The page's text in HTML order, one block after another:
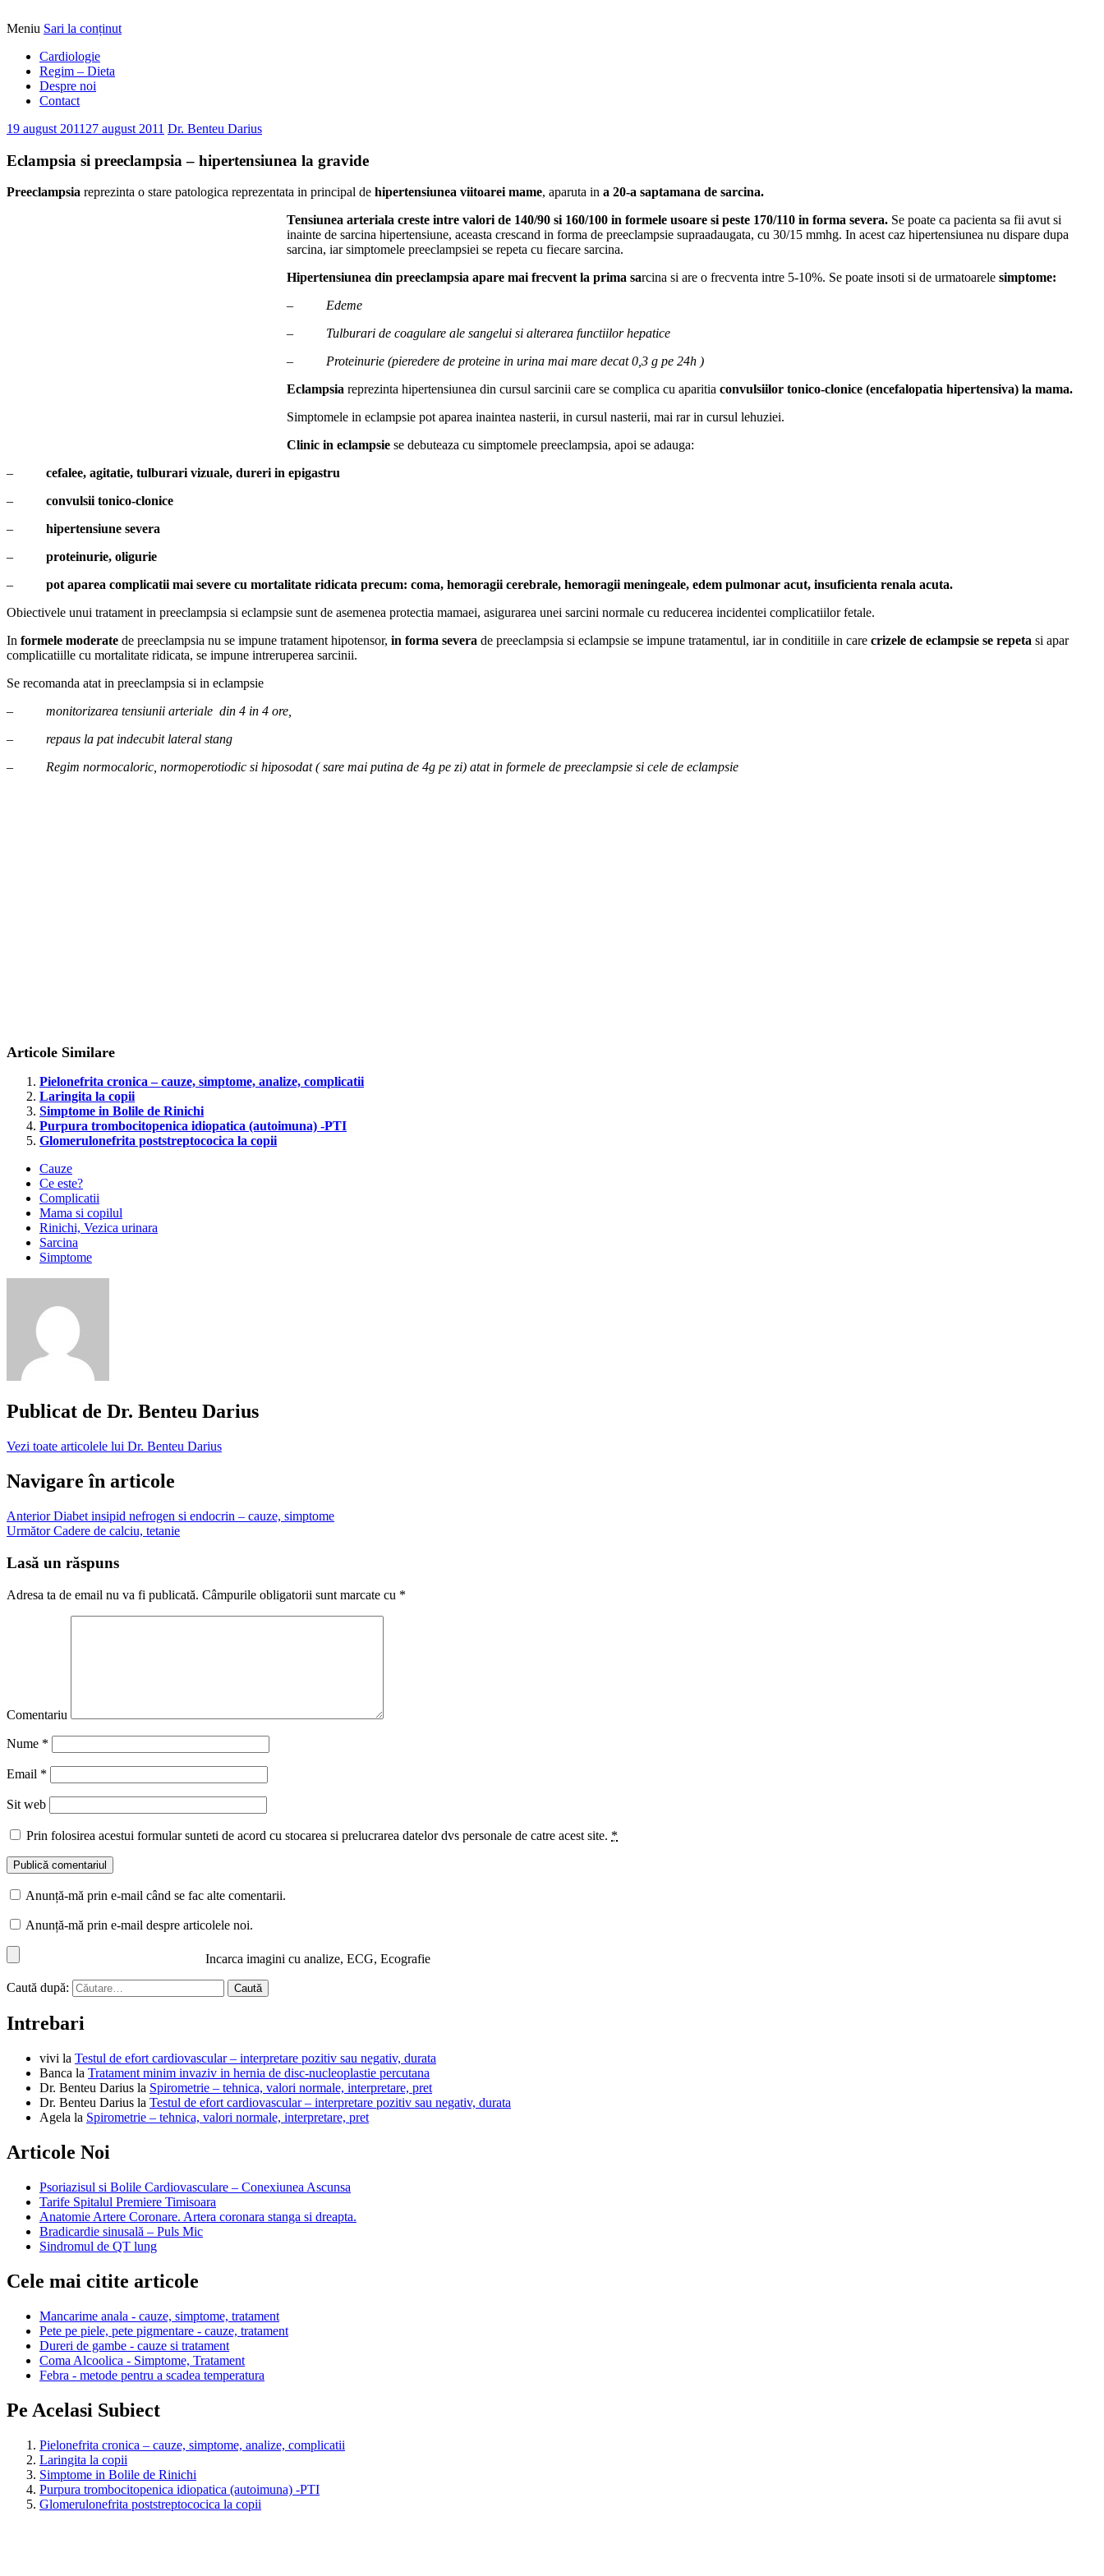
DrBendo.ro
Alimentatia sa iti fie medicatia
Meniu Sari la conținut
Cardiologie
Regim – Dieta
Despre noi
Contact
19 august 2011 27 august 2011 Dr. Benteu Darius
Eclampsia si preeclampsia – hipertensiunea la gravide
Preeclampsia reprezinta o stare patologica reprezentata in principal de hipertensiunea viitoarei mame, aparuta in a 20-a saptamana de sarcina.
Tensiunea arteriala creste intre valori de 140/90 si 160/100 in formele usoare si peste 170/110 in forma severa. Se poate ca pacienta sa fii avut si
inainte de sarcina hipertensiune, aceasta crescand in forma de preeclampsie supraadaugata, cu 30/15 mmhg. In acest caz hipertensiunea nu dispare dupa
sarcina, iar simptomele preeclampsiei se repeta cu fiecare sarcina.
Hipertensiunea din preeclampsia apare mai frecvent la prima sarcina si are o frecventa intre 5-10%. Se poate insoti si de urmatoarele simptome:
– Edeme
– Tulburari de coagulare ale sangelui si alterarea functiilor hepatice
– Proteinurie (pieredere de proteine in urina mai mare decat 0,3 g pe 24h )
Eclampsia reprezinta hipertensiunea din cursul sarcinii care se complica cu aparitia convulsiilor tonico-clonice (encefalopatia hipertensiva) la mama.
Simptomele in eclampsie pot aparea inaintea nasterii, in cursul nasterii, mai rar in cursul lehuziei.
Clinic in eclampsie se debuteaza cu simptomele preeclampsia, apoi se adauga:
– cefalee, agitatie, tulburari vizuale, dureri in epigastru
– convulsii tonico-clonice
– hipertensiune severa
– proteinurie, oligurie
– pot aparea complicatii mai severe cu mortalitate ridicata precum: coma, hemoragii cerebrale, hemoragii meningeale, edem pulmonar acut, insuficienta renala acuta.
Obiectivele unui tratament in preeclampsia si eclampsie sunt de asemenea protectia mamaei, asigurarea unei sarcini normale cu reducerea incidentei complicatiilor fetale.
In formele moderate de preeclampsia nu se impune tratament hipotensor, in forma severa de preeclampsia si eclampsie se impune tratamentul, iar in conditiile in care crizele de eclampsie se repeta si apar
complicatiille cu mortalitate ridicata, se impune intreruperea sarcinii.
Se recomanda atat in preeclampsia si in eclampsie
– monitorizarea tensiunii arteriale din 4 in 4 ore,
– repaus la pat indecubit lateral stang
– Regim normocaloric, normoperotiodic si hiposodat ( sare mai putina de 4g pe zi) atat in formele de preeclampsie si cele de eclampsie
Articole Similare
Pielonefrita cronica – cauze, simptome, analize, complicatii
Laringita la copii
Simptome in Bolile de Rinichi
Purpura trombocitopenica idiopatica (autoimuna) -PTI
Glomerulonefrita poststreptococica la copii
Cauze
Ce este?
Complicatii
Mama si copilul
Rinichi, Vezica urinara
Sarcina
Simptome
eclampsie
complicatii
eclampsie
riscuri
hipertensiune
gravide
hipertensiunea
sarcina
preeclampsie
simptome
in
sarcina
Publicat de Dr. Benteu Darius
Vezi toate articolele lui Dr. Benteu Darius
Navigare în articole
AnteriorDiabet insipid nefrogen si endocrin – cauze, simptome
UrmătorCadere de calciu, tetanie
Lasă un răspuns
Adresa ta de email nu va fi publicată. Câmpurile obligatorii sunt marcate cu *
Comentariu
Nume *
Email *
Sit web
Prin folosirea acestui formular sunteti de acord cu stocarea si prelucrarea datelor dvs personale de catre acest site. *
Anunță-mă prin e-mail când se fac alte comentarii.
Anunță-mă prin e-mail despre articolele noi.
Incarca imagini cu analize, ECG, Ecografie
Caută după:
Intrebari
vivi la Testul de efort cardiovascular – interpretare pozitiv sau negativ, durata
Banca la Tratament minim invaziv in hernia de disc-nucleoplastie percutana
Dr. Benteu Darius la Spirometrie – tehnica, valori normale, interpretare, pret
Dr. Benteu Darius la Testul de efort cardiovascular – interpretare pozitiv sau negativ, durata
Agela la Spirometrie – tehnica, valori normale, interpretare, pret
Articole Noi
Psoriazisul si Bolile Cardiovasculare – Conexiunea Ascunsa
Tarife Spitalul Premiere Timisoara
Anatomie Artere Coronare. Artera coronara stanga si dreapta.
Bradicardie sinusală – Puls Mic
Sindromul de QT lung
Cele mai citite articole
Mancarime anala - cauze, simptome, tratament
Pete pe piele, pete pigmentare - cauze, tratament
Dureri de gambe - cauze si tratament
Coma Alcoolica - Simptome, Tratament
Febra - metode pentru a scadea temperatura
Pe Acelasi Subiect
Pielonefrita cronica – cauze, simptome, analize, complicatii
Laringita la copii
Simptome in Bolile de Rinichi
Purpura trombocitopenica idiopatica (autoimuna) -PTI
Glomerulonefrita poststreptococica la copii